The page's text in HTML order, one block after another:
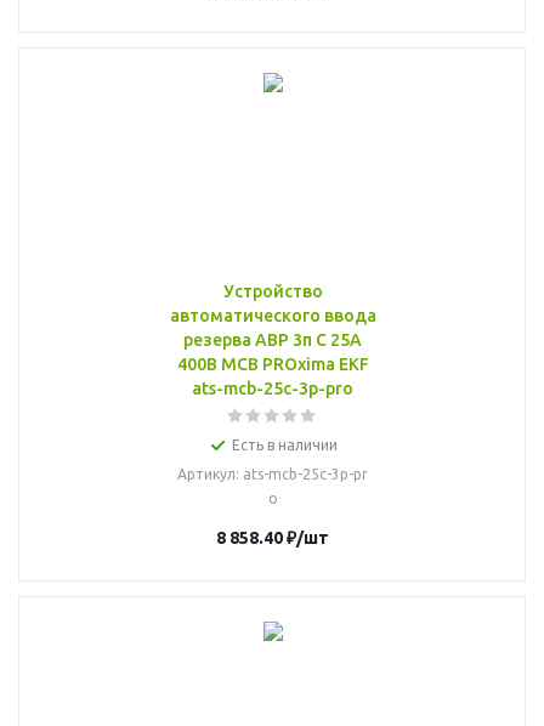
Устройство
автоматического ввода
резерва АВР 3п C 25А
400В MCB PROxima EKF
ats-mcb-25c-3p-pro
Есть в наличии
Артикул: ats-mcb-25c-3p-pr
o
8 858.40₽/шт